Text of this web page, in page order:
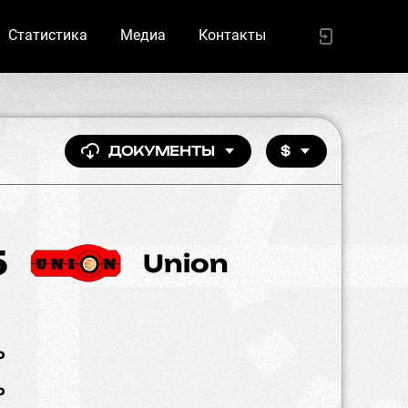
Статистика Медиа Контакты
ДОКУМЕНТЫ $
Union